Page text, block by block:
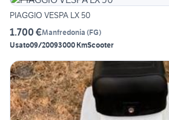
PIAGGIO VESPA LX 50
1.700 €Manfredonia (FG)
Usato09/20093000 KmScooter